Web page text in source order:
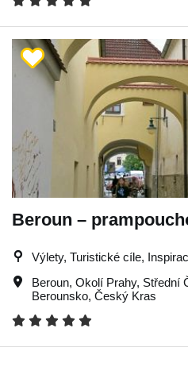
Beroun –
Výlety, Turistické cíle,
Beroun, Okolí Prahy, Střední
Berounsko, Český Kras